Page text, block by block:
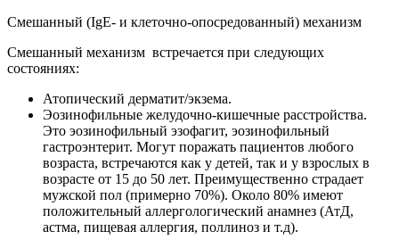
Смешанный (IgE- и клеточно-опосредованный) механизм
Смешанный механизм встречается при следующих
состояниях:
Атопический дерматит/экзема.
Эозинофильные желудочно-кишечные расстройства.
Это эозинофильный эзофагит, эозинофильный
гастроэнтерит. Могут поражать пациентов любого
возраста, встречаются как у детей, так и у взрослых в
возрасте от 15 до 50 лет. Преимущественно страдает
мужской пол (примерно 70%). Около 80% имеют
положительный аллергологический анамнез (АтД,
астма, пищевая аллергия, поллиноз и т.д).